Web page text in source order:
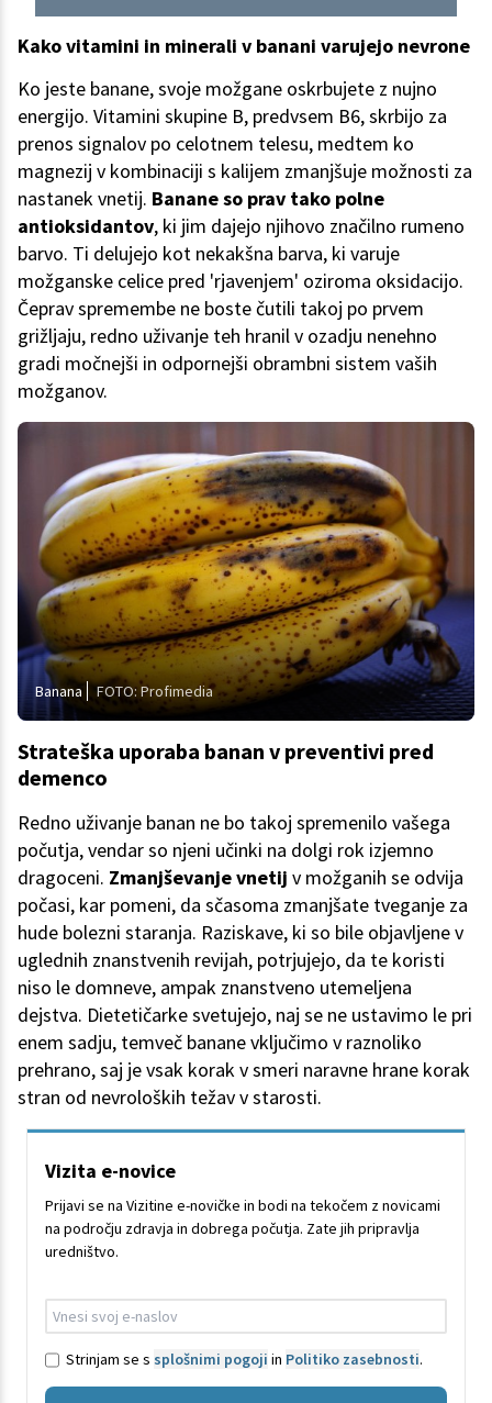
Kako vitamini in minerali v banani varujejo nevrone
Ko jeste banane, svoje možgane oskrbujete z nujno
energijo. Vitamini skupine B, predvsem B6, skrbijo za
prenos signalov po celotnem telesu, medtem ko
magnezij v kombinaciji s kalijem zmanjšuje možnosti za
nastanek vnetij. Banane so prav tako polne
antioksidantov, ki jim dajejo njihovo značilno rumeno
barvo. Ti delujejo kot nekakšna barva, ki varuje
možganske celice pred 'rjavenjem' oziroma oksidacijo.
Čeprav spremembe ne boste čutili takoj po prvem
grižljaju, redno uživanje teh hranil v ozadju nenehno
gradi močnejši in odpornejši obrambni sistem vaših
možganov.
Banana FOTO: Profimedia
Strateška uporaba banan v preventivi pred
demenco
Redno uživanje banan ne bo takoj spremenilo vašega
počutja, vendar so njeni učinki na dolgi rok izjemno
dragoceni. Zmanjševanje vnetij v možganih se odvija
počasi, kar pomeni, da sčasoma zmanjšate tveganje za
hude bolezni staranja. Raziskave, ki so bile objavljene v
uglednih znanstvenih revijah, potrjujejo, da te koristi
niso le domneve, ampak znanstveno utemeljena
dejstva. Dietetičarke svetujejo, naj se ne ustavimo le pri
enem sadju, temveč banane vključimo v raznoliko
prehrano, saj je vsak korak v smeri naravne hrane korak
stran od nevroloških težav v starosti.
Vizita e-novice
Prijavi se na Vizitine e-novičke in bodi na tekočem z novicami
na področju zdravja in dobrega počutja. Zate jih pripravlja
uredništvo.
Strinjam se s splošnimi pogoji in Politiko zasebnosti.